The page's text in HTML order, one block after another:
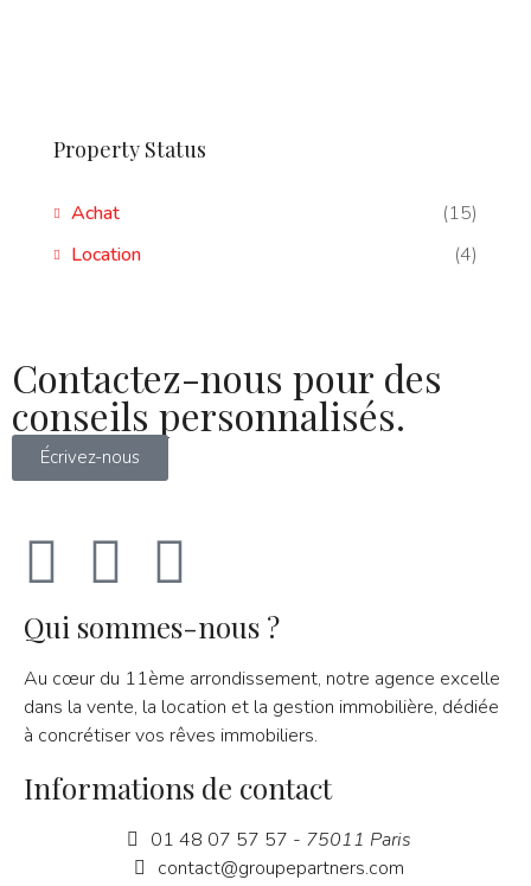
Property Status
Achat
(15)
Location
(4)
Contactez-nous pour des
conseils personnalisés.
Écrivez-nous
Qui sommes-nous ?
Au cœur du 11ème arrondissement, notre agence excelle
dans la vente, la location et la gestion immobilière, dédiée
à concrétiser vos rêves immobiliers.
Informations de contact
01 48 07 57 57 - 75011 Paris
contact@groupepartners.com